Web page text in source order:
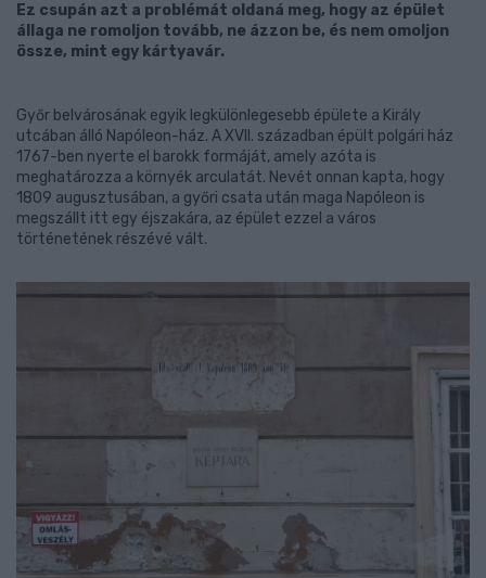
Ez csupán azt a problémát oldaná meg, hogy az épület
állaga ne romoljon tovább, ne ázzon be, és nem omoljon
össze, mint egy kártyavár.
Győr belvárosának egyik legkülönlegesebb épülete a Király
utcában álló Napóleon-ház. A XVII. században épült polgári ház
1767-ben nyerte el barokk formáját, amely azóta is
meghatározza a környék arculatát. Nevét onnan kapta, hogy
1809 augusztusában, a győri csata után maga Napóleon is
megszállt itt egy éjszakára, az épület ezzel a város
történetének részévé vált.